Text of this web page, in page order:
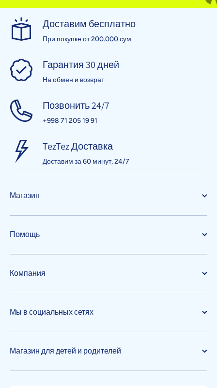
Доставим бесплатно
При покупке от 200.000 сум
Гарантия 30 дней
На обмен и возврат
Позвонить 24/7
+998 71 205 19 91
TezTez Доставка
Доставим за 60 минут, 24/7
Магазин
Помощь
Компания
Мы в социальных сетях
Магазин для детей и родителей